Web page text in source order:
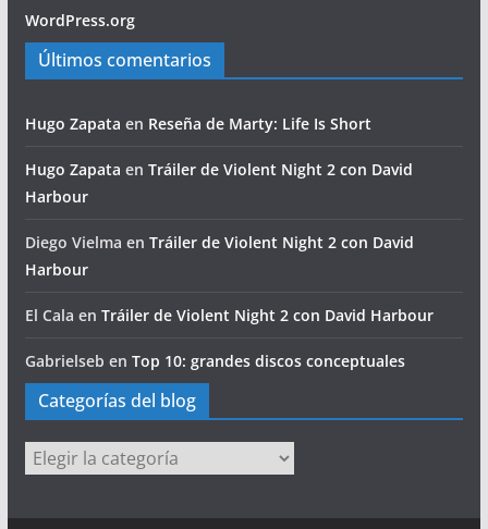
WordPress.org
Últimos comentarios
Hugo Zapata en Reseña de Marty: Life Is Short
Hugo Zapata en Tráiler de Violent Night 2 con David
Harbour
Diego Vielma en Tráiler de Violent Night 2 con David
Harbour
El Cala en Tráiler de Violent Night 2 con David Harbour
Gabrielseb en Top 10: grandes discos conceptuales
Categorías del blog
Categorías
del